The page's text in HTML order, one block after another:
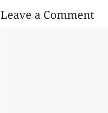
Leave a Comment